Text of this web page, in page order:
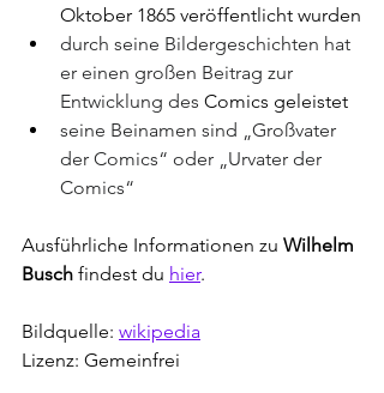
Oktober 1865 veröffentlicht wurden
durch seine Bildergeschichten hat
er einen großen Beitrag zur
Entwicklung des Comics geleistet
seine Beinamen sind „Großvater
der Comics“ oder „Urvater der
Comics“
Ausführliche Informationen zu Wilhelm
Busch findest du hier.
Bildquelle: wikipedia
Lizenz: Gemeinfrei